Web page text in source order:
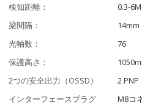
検知距離：
0.3-6M
梁間隔：
14mm
光軸数：
76
保護高さ：
2つの安全出力（OSSD）
2 PNP
インターフェースプラグ
M8コ